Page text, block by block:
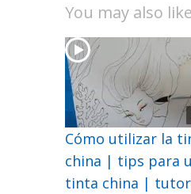
You may also like
Cómo utilizar la
china | tips para
tinta china |